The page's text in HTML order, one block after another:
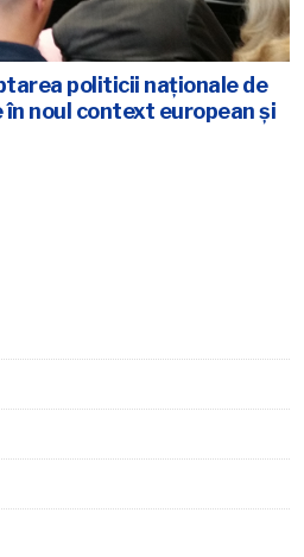
politicii naţionale de
noul context european şi